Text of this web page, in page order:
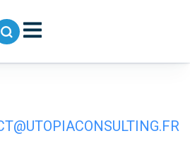
DEU CYGNE à